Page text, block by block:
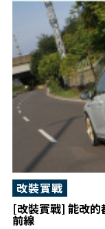
[改裝實戰] 能改
前線
改裝實戰